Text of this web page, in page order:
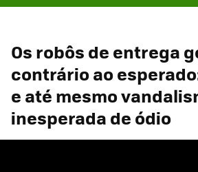
Os robôs de entrega
contrário ao
e até mesmo
inesperada de ódio